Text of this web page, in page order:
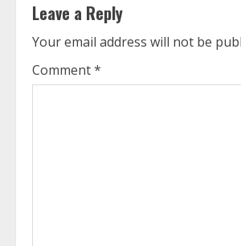
i
n
u
Leave a Reply
Your email address will not be
Comment*